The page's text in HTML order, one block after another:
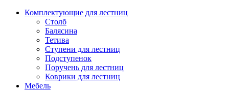
Комплектующие для лестниц
Столб
Балясина
Тетива
Ступени для лестниц
Подступенок
Поручень для лестниц
Коврики для лестниц
Мебель